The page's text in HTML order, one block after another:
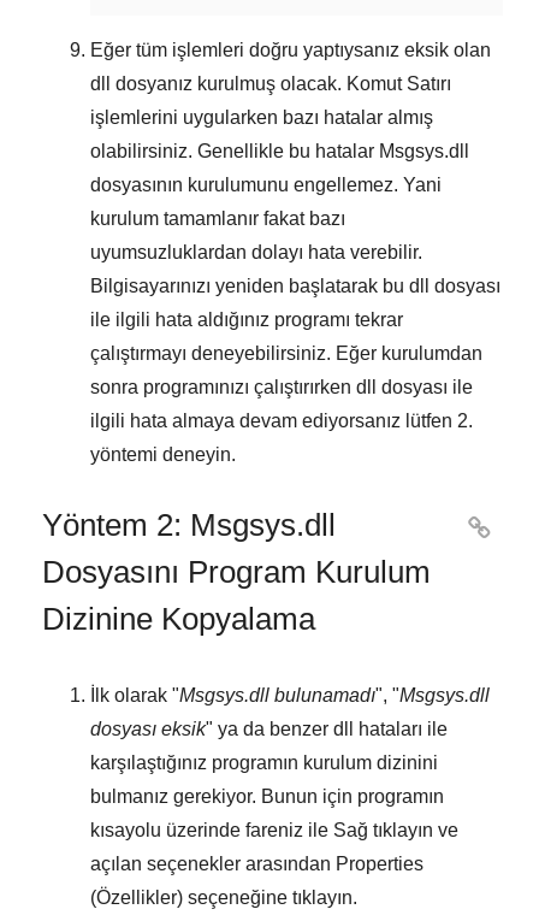
Eğer tüm işlemleri doğru yaptıysanız eksik olan
dll dosyanız kurulmuş olacak. Komut Satırı
işlemlerini uygularken bazı hatalar almış
olabilirsiniz. Genellikle bu hatalar Msgsys.dll
dosyasının kurulumunu engellemez. Yani
kurulum tamamlanır fakat bazı
uyumsuzluklardan dolayı hata verebilir.
Bilgisayarınızı yeniden başlatarak bu dll dosyası
ile ilgili hata aldığınız programı tekrar
çalıştırmayı deneyebilirsiniz. Eğer kurulumdan
sonra programınızı çalıştırırken dll dosyası ile
ilgili hata almaya devam ediyorsanız lütfen 2.
yöntemi deneyin.
Yöntem 2: Msgsys.dll
Dosyasını Program Kurulum
Dizinine Kopyalama

İlk olarak "Msgsys.dll bulunamadı", "Msgsys.dll
dosyası eksik" ya da benzer dll hataları ile
karşılaştığınız programın kurulum dizinini
bulmanız gerekiyor. Bunun için programın
kısayolu üzerinde fareniz ile Sağ tıklayın ve
açılan seçenekler arasından Properties
(Özellikler) seçeneğine tıklayın.